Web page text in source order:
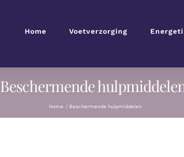
Home Voetverzorging
Beschermende
Home Beschermende hulpmiddelen